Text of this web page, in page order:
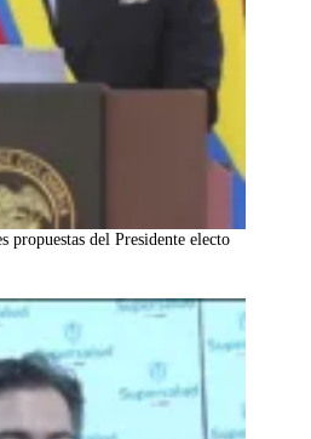
propuestas del Presidente electo